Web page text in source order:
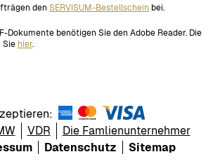
den SERVISUM-Bestellschein bei.
Dokumente benötigen Sie den Adobe Reader. Die
Sie hier.
VDR
Die Famlienunternehmer
Datenschutz Sitemap